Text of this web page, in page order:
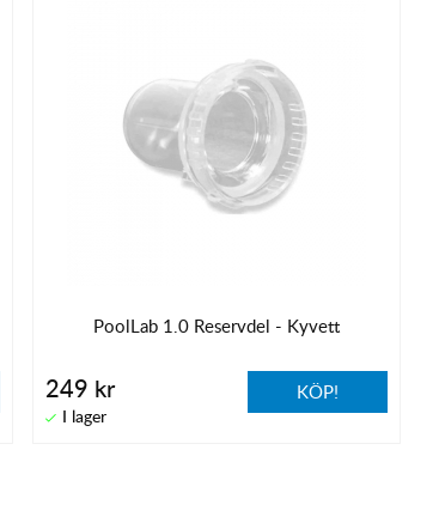
PoolLab 1.0 Reservdel - Kyvett
249 kr KÖP!